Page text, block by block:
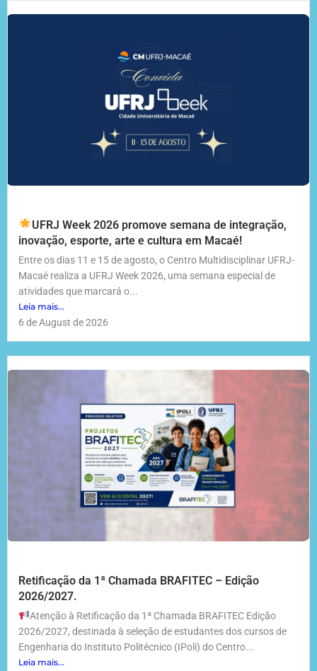
UFRJ Week 2026 promove semana de integração,
inovação, esporte, arte e cultura em Macaé!
Entre os dias 11 e 15 de agosto, o Centro Multidisciplinar UFRJ-
Macaé realiza a UFRJ Week 2026, uma semana especial de
atividades que marcará o...
Leia mais...
6 de August de 2026
Retificação da 1ª Chamada BRAFITEC – Edição
2026/2027.
Atenção à Retificação da 1ª Chamada BRAFITEC Edição
2026/2027, destinada à seleção de estudantes dos cursos de
Engenharia do Instituto Politécnico (IPoli) do Centro...
Leia mais...